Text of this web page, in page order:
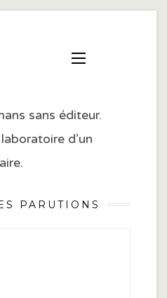
sans éditeur.
d’un
PARUTIONS